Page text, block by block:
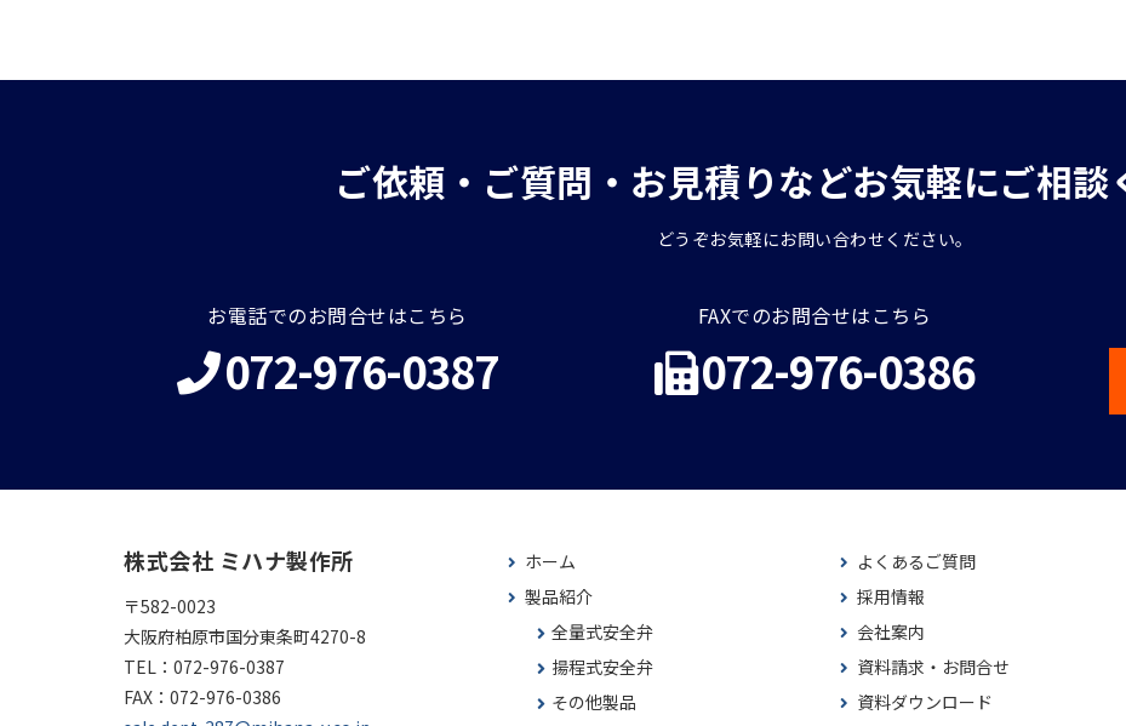
ご依頼・ご質問・お見積りなどお気軽にご相談
どうぞお気軽にお問い合わせください。
お電話でのお問合せはこちら
072-976-0387
FAXでのお問合せはこちら
072-976-0386
株式会社 ミハナ製作所
〒582-0023
大阪府柏原市国分東条町4270-8
TEL： 072-976-0387
FAX： 072-976-0386
ホーム
製品紹介
全量式安全弁
揚程式安全弁
その他製品
よくあるご質問
採用情報
会社案内
資料請求・お問合せ
資料ダウンロード